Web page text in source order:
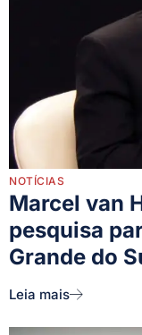
NOTÍCIAS
Marcel van
pesquisa
Grande do
Leia mais